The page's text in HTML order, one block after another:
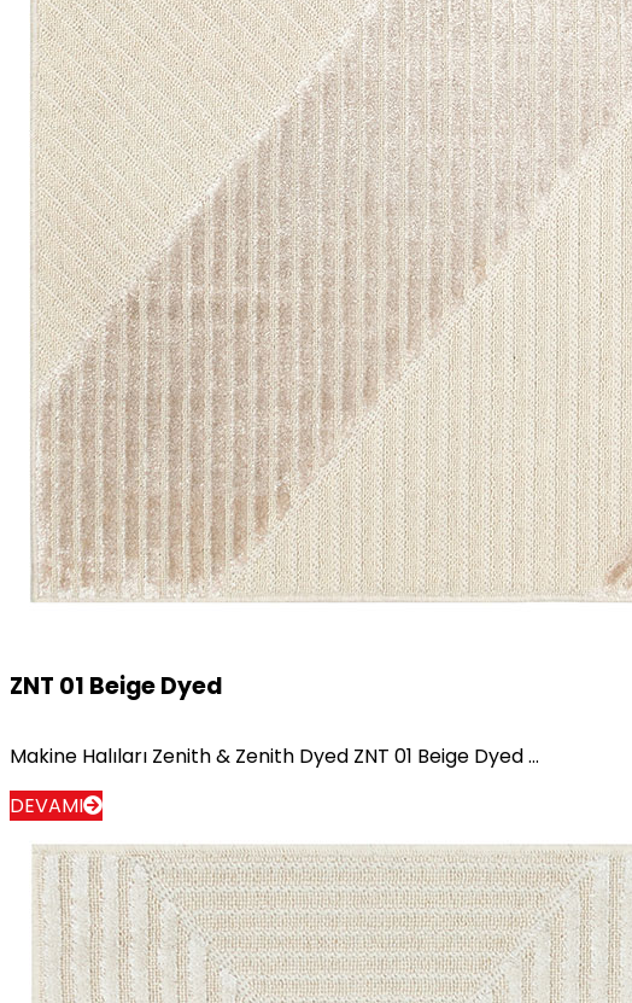
ZNT 01 Beige Dyed
Makine Halıları Zenith & Zenith Dyed ZNT 01 Beige Dyed ...
DEVAMI